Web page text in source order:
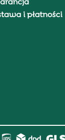
i płatności